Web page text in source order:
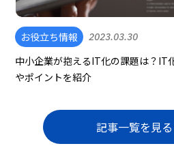
お役立ち情報 2023.03.30
中小企業が抱えるIT化の課題は？IT
やポイントを紹介
記事一覧を見る